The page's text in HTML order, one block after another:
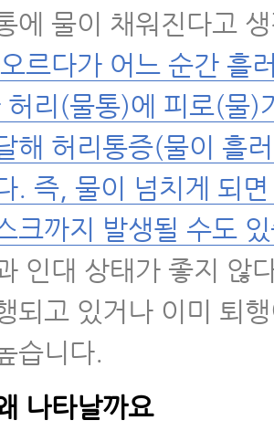
운동 3편 - 엉덩이 근육
풀어주는 스트레칭
증 환자가 매일 꼭 해야
풀라공 운동
통증, 오른쪽허리통증
는 법과 운동법
증
에 물이 채워진다고
르다가 어느 순간 흘
허리(물통)에 피로(물)
해 허리통증(물이 흘
. 즉, 물이 넘치게 되
크까지 발생될 수도
인대 상태가 좋지 않
되고 있거나 이미 퇴
습니다.
나타날까요